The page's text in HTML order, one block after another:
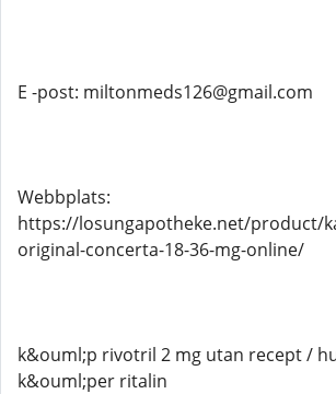
E -post: miltonmeds126@gmail.com
Webbplats:
https://losungapotheke.net/product/
original-concerta-18-36-mg-online/
k&ouml;p rivotril 2 mg utan recept /
k&ouml;per ritalin